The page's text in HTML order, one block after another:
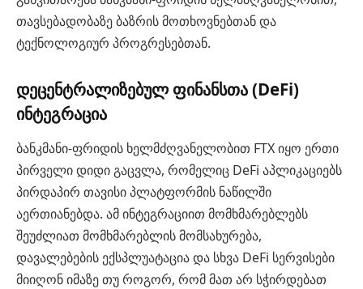
თავსებადობაზე ბაზრის მოთხოვნებთან და
ტექნოლოგიურ პროგრესებთან.
დეცენტრალიზებულ ფინანსთა (DeFi)
ინტეგრაცია
ბანკმანი-ფრიდის ხელმძღვანელობით FTX იყო ერთი
პირველი დიდი გაცვლა, რომელიც DeFi აპლიკაციებს
პირდაპირ თავისი პლატფორმის ნაწილში
აერთიანებდა. ამ ინტეგრაციით მომხმარებლებს
შეუძლიათ მომხმარებლის მომსახურება,
დავალებების ექსპლუატაცია და სხვა DeFi სერვისები
მიიღონ იმაზე თუ როგორ, რომ მათ არ სჭირდებათ